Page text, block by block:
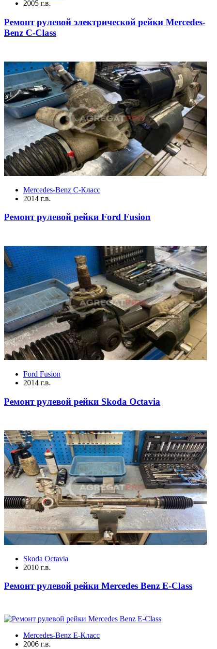
2005 г.в.
Ремонт рулевой электрической рейки Mercedes-
Benz C-Class
Mercedes-Benz C-Класс
2014 г.в.
Ремонт рулевой рейки Ford Fusion
Ford Fusion
2014 г.в.
Ремонт рулевой рейки Skoda Octavia
Skoda Octavia
2010 г.в.
Ремонт рулевой рейки Mercedes Benz E-Class
Mercedes-Benz E-Класс
2006 г.в.